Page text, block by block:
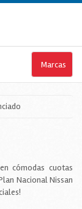
Marcas
cómodas cuotas
Nacional Nissan